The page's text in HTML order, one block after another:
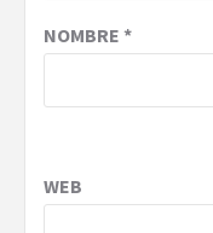
NOMBRE *
WEB